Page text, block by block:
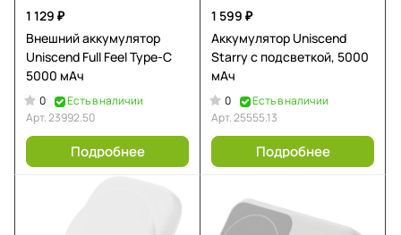
1 129 ₽
Внешний аккумулятор
Uniscend Full Feel Type-C
5000 мАч
0
Есть в наличии
Арт.23992.50
Подробнее
1 599 ₽
Аккумулятор Uniscend
Starry с подсветкой, 5000
мАч
0
Есть в наличии
Арт.25555.13
Подробнее